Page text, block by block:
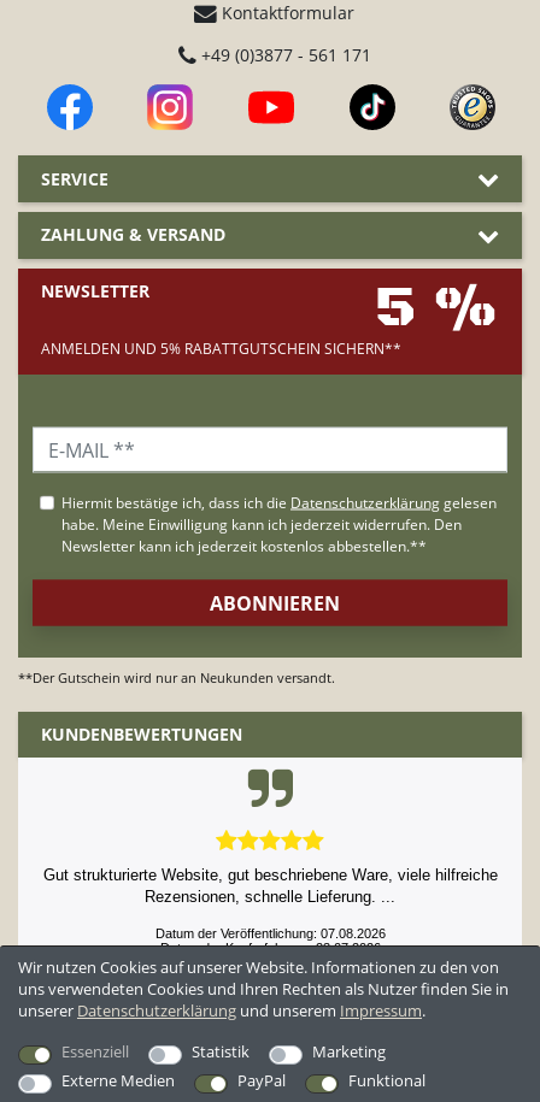
Kontaktformular
+49 (0)3877 - 561 171
SERVICE
ZAHLUNG & VERSAND
NEWSLETTER 5 %
ANMELDEN UND 5% RABATTGUTSCHEIN SICHERN**
**Der Gutschein wird nur an Neukunden versandt.
KUNDENBEWERTUNGEN
Gut strukturierte Website, gut beschriebene Ware, viele hilfreiche
Rezensionen, schnelle Lieferung. ...
Datum der Veröffentlichung: 07.08.2026
Datum der Kauferfahrung: 23.07.2026
Wir nutzen Cookies auf unserer Website. Informationen zu den von
uns verwendeten Cookies und Ihren Rechten als Nutzer finden Sie in
unserer Daten­schutz­erklärung und unserem Impressum.
Essenziell
Statistik
Marketing
Externe Medien
PayPal
Funktional